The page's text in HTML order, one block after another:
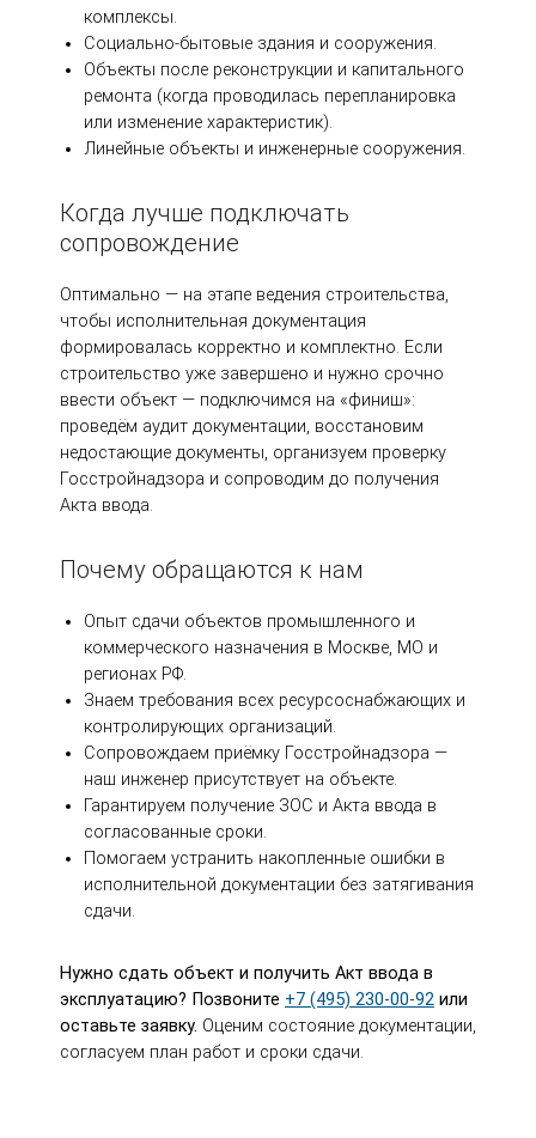
комплексы.
Социально-бытовые здания и сооружения.
Объекты после реконструкции и капитального
ремонта (когда проводилась перепланировка
или изменение характеристик).
Линейные объекты и инженерные сооружения.
Когда лучше подключать
сопровождение
Оптимально — на этапе ведения строительства,
чтобы исполнительная документация
формировалась корректно и комплектно. Если
строительство уже завершено и нужно срочно
ввести объект — подключимся на «финиш»:
проведём аудит документации, восстановим
недостающие документы, организуем проверку
Госстройнадзора и сопроводим до получения
Акта ввода.
Почему обращаются к нам
Опыт сдачи объектов промышленного и
коммерческого назначения в Москве, МО и
регионах РФ.
Знаем требования всех ресурсоснабжающих и
контролирующих организаций.
Сопровождаем приёмку Госстройнадзора —
наш инженер присутствует на объекте.
Гарантируем получение ЗОС и Акта ввода в
согласованные сроки.
Помогаем устранить накопленные ошибки в
исполнительной документации без затягивания
сдачи.
Нужно сдать объект и получить Акт ввода в
эксплуатацию? Позвоните +7 (495) 230-00-92 или
оставьте заявку. Оценим состояние документации,
согласуем план работ и сроки сдачи.